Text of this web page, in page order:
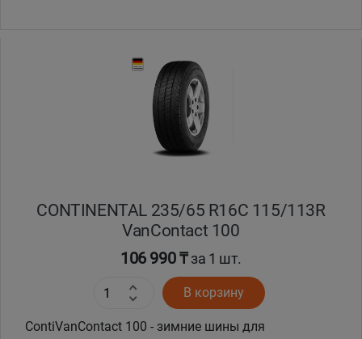
CONTINENTAL 235/65 R16C 115/113R
VanContact 100
106 990 ₸за 1 шт.
В корзину
ContiVanContact 100 - зимние шины для